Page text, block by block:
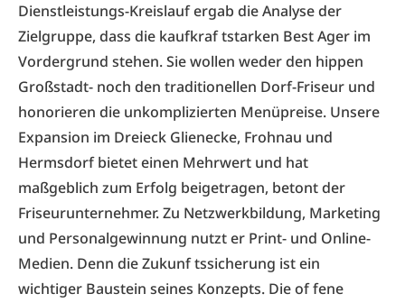
Dienstleistungs-Kreislauf ergab die Analyse der
Zielgruppe, dass die kaufkraf tstarken Best Ager im
Vordergrund stehen. Sie wollen weder den hippen
Großstadt- noch den traditionellen Dorf-Friseur und
honorieren die unkomplizierten Menüpreise. Unsere
Expansion im Dreieck Glienecke, Frohnau und
Hermsdorf bietet einen Mehrwert und hat
maßgeblich zum Erfolg beigetragen, betont der
Friseurunternehmer. Zu Netzwerkbildung, Marketing
und Personalgewinnung nutzt er Print- und Online-
Medien. Denn die Zukunf tssicherung ist ein
wichtiger Baustein seines Konzepts. Die of fene